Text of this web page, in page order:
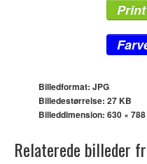
Print
Billedformat: JPG
Billedestørrelse: 27 KB
Billeddimension: 630 × 788
Relaterede billeder